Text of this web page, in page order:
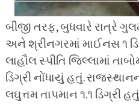
બીજી તરફ, બુધવારે રાત્રે
અને શ્રીનગરમાં માઈનસ ૧
લાહૌલ સ્પીતિ જિલ્લામાં
ડિગ્રી નોંધાયું હતું.
લઘુત્તમ તાપમાન ૧.૧ ડિગ્રી